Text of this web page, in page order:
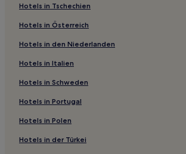
B&B in Cannes
Gasthäuser in Grasse
B&B in Französische Riviera
Gasthäuser in Französische Riviera
Familien in Saint-Raphaël
Hotels mit Parkplatz in Französische Riviera
Hotels mit Fitnessbereich in Französische
Hotels mit inbegriffenem Frühstück in
Hotels in Tschechien
Hotels in Österreich
Hotels in den Niederlanden
Hotels in Italien
Hotels in Schweden
Hotels in Portugal
Hotels in Polen
Hotels in der Türkei